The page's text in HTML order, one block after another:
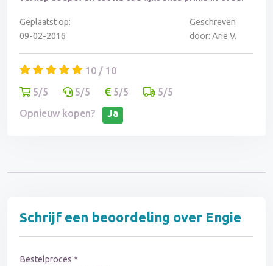
Geplaatst op:
09-02-2016
Geschreven
door: Arie V.
10 / 10
5/5
5/5 5/5
5/5
Opnieuw kopen?
Ja
Schrijf een beoordeling over Engie
Bestelproces *